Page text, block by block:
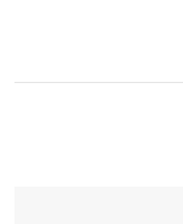
التي ارتبطت
حيث يحرص